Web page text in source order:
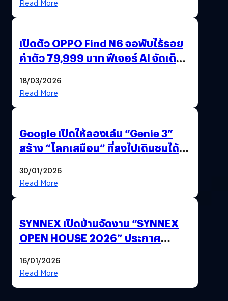
Read More
เปิดตัว OPPO Find N6 จอพับไร้รอย
ค่าตัว 79,999 บาท ฟีเจอร์ AI จัดเต็ม
18/03/2026
Read More
Google เปิดให้ลองเล่น “Genie 3”
สร้าง “โลกเสมือน” ที่ลงไปเดินชมได้
30/01/2026
Read More
SYNNEX เปิดบ้านจัดงาน “SYNNEX
OPEN HOUSE 2026” ประกาศ
ได้ 53,000 ล้านบาท
16/01/2026
Read More